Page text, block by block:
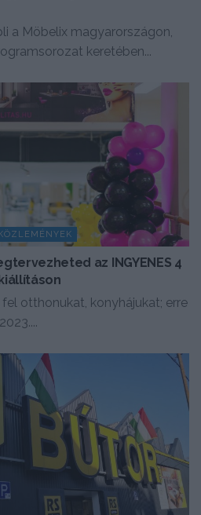
a Möbelix magyarországon,
keretében...
az INGYENES 4
otthonukat, konyhájukat; erre